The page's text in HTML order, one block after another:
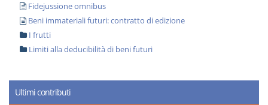
Fidejussione omnibus
Beni immateriali futuri: contratto di edizione
I frutti
Limiti alla deducibilità di beni futuri
Ultimi contributi